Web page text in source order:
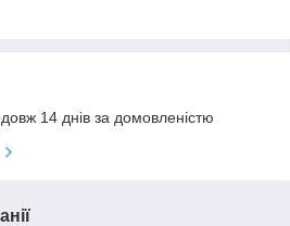
14 днів за домовленістю